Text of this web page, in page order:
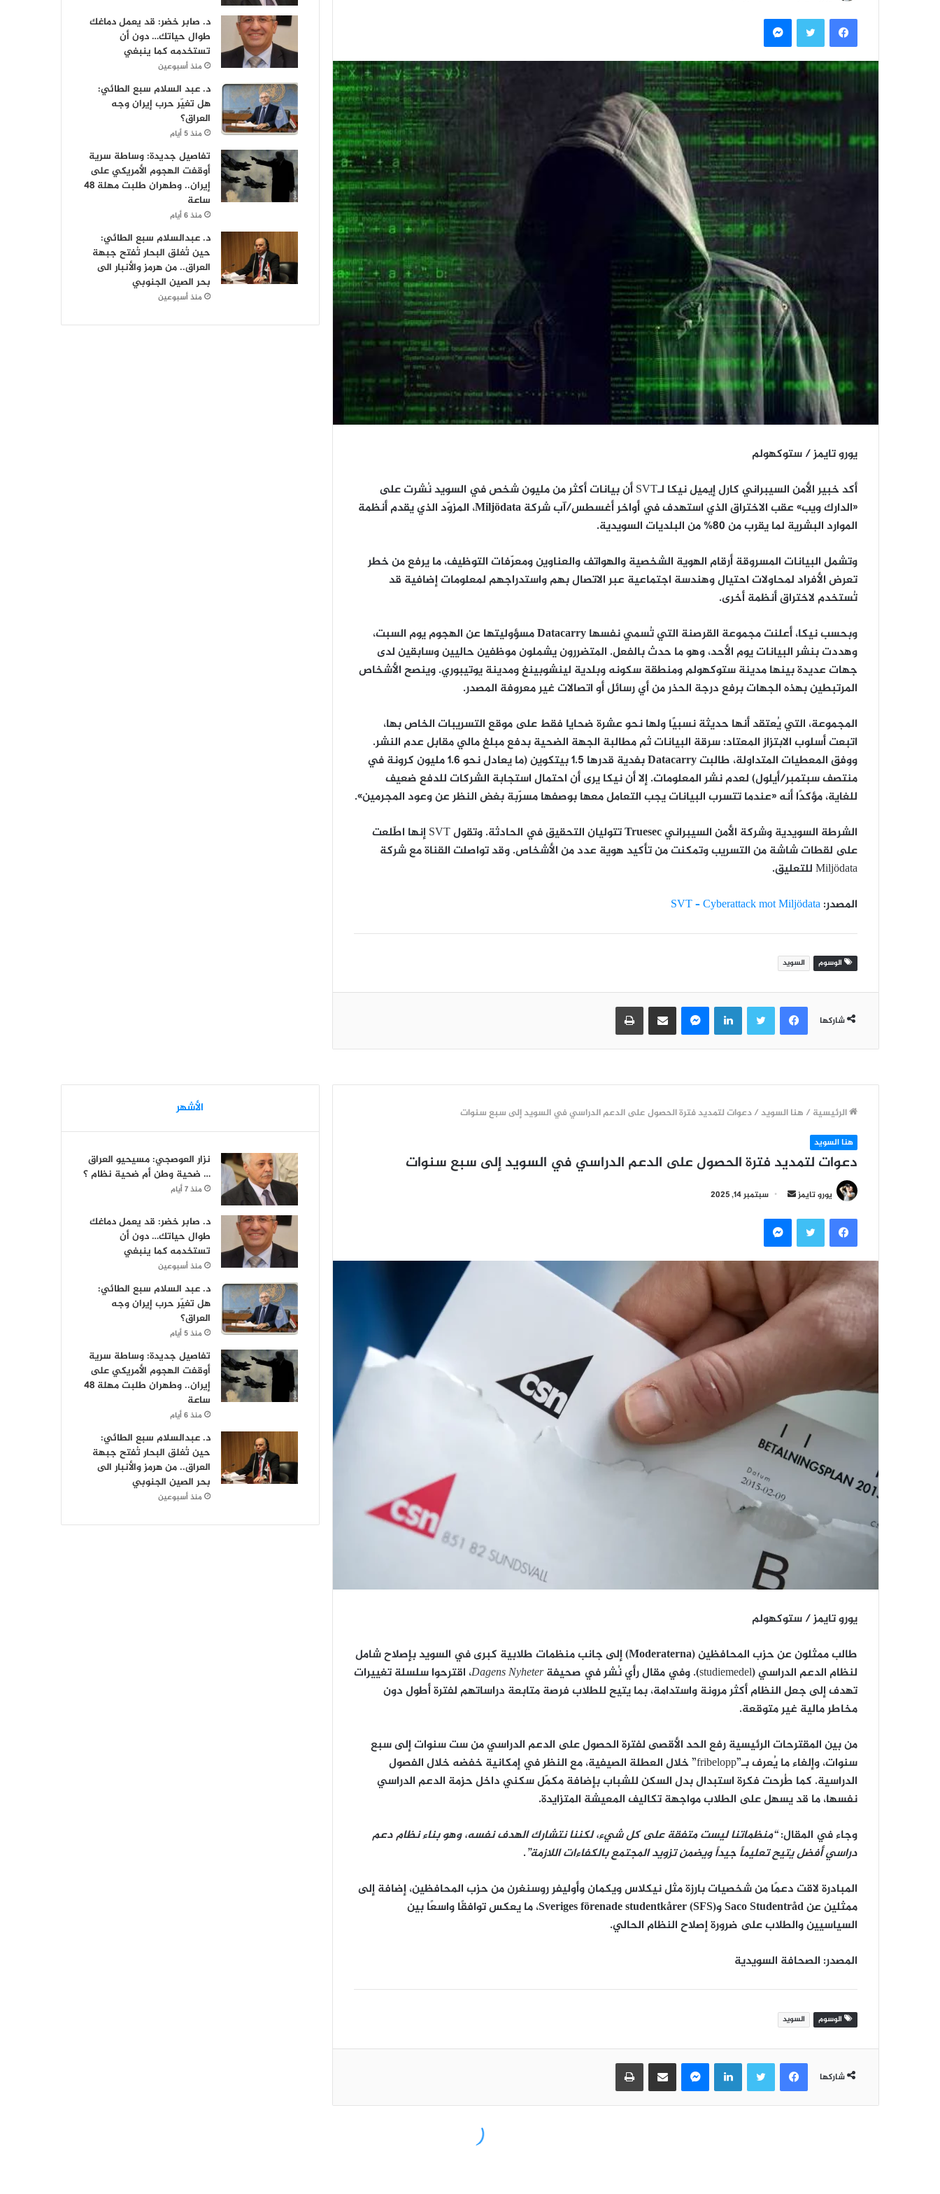
إلكترونيا
فيسبوكتويتر ماسنجر
يورو تايمز / ستوكهولم
أكد خبير الأمن السيبراني كارل إيميل نيكا لـSVT أن بيانات أكثر من
مليونشخص في السويد نُشرت على
«الدارك ويب» عقب الاختراق الذي استهدف في أواخر أغسطس/آب شركةMiljödata، المزوّد الذي يقدم أنظمة
الموارد البشرية لما يقرب من80% من البلديات السويدية
.
وتشمل البيانات المسروقة أرقام الهوية الشخصية والهواتف والعناوين ومعرّفات التوظيف، ما يرفع من خطر
تعرض الأفراد لمحاولات احتيال وهندسة اجتماعية عبر الاتصال بهم واستدراجهم لمعلومات إضافية قد
تُستخدم لاختراق أنظمة أخرى.
وبحسب نيكا، أعلنت مجموعة القرصنة التي تُسمي نفسهاDatacarryمسؤوليتها عن الهجوم يوم السبت،
وهددت بنشر البيانات يوم الأحد، وهو ما حدث بالفعل. المتضررون يشملون موظفين حاليين وسابقين لدى
جهات عديدة بينهامدينة ستوكهولمومنطقة سكونهوبلدية لينشوبينغومدينة يوتيبوري. وينصح الأشخاص
المرتبطين بهذه الجهات برفع درجة الحذر من أي رسائل أو اتصالات غير معروفة المصدر.
المجموعة، التي يُعتقد أنها حديثة نسبيًا ولها نحو عشرة ضحايا فقط على موقع التسريبات الخاص بها،
اتبعت أسلوب الابتزاز المعتاد: سرقة البيانات ثم مطالبة الجهة الضحية بدفع مبلغ مالي مقابل عدم النشر.
ووفق المعطيات المتداولة، طالبتDatacarryبفدية قدرها 1.5 بيتكوين (ما يعادل نحو1.6 مليون كرونة
في
منتصف سبتمبر/أيلول) لعدم نشر المعلومات. إلا أن نيكا يرى أن احتمال استجابة الشركات للدفع ضعيف
للغاية، مؤكدًا أنه «عندما تتسرب البيانات يجب التعامل معها بوصفها مسرّبة بغض النظر عن وعود المجرمين».
الشرطة السويدية وشركة الأمن السيبرانيTruesec
تتوليان التحقيق في الحادثة. وتقول SVT إنها اطّلعت
على لقطات شاشة من التسريب وتمكنت من تأكيد هوية عدد من الأشخاص. وقد تواصلت القناة مع شركة
Miljödata للتعليق.
المصدر:SVT – Cyberattack mot Miljödata
الوسوم السويد
شاركها
فيسبوكتويتر لينكدإنماسنجر مشاركة عبر البريد طباعة
د. صابر خضر: قد يعمل دماغك
طوال حياتك… دون أن
تستخدمه كما ينبغي
منذ أسبوعين
د. عبد السلام سبع الطائي:
هل تغيّر حرب إيران وجه
العراق؟
منذ 5 أيام
تفاصيل جديدة: وساطة سرية
أوقفت الهجوم الأمريكي على
إيران.. وطهران طلبت مهلة 48
ساعة
منذ 6 أيام
د. عبدالسلام سبع الطائي:
حين تُغلق البحار تُفتح جبهة
العراق.. من هرمز والأنبار الى
بحر الصين الجنوبي
منذ أسبوعين